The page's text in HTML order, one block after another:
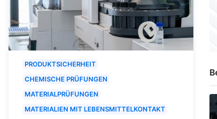
PRODUKTSICHERHEIT
CHEMISCHE PRÜFUNGEN
MATERIALPRÜFUNGEN
MATERIALIEN MIT LEBENSMITTELKONTAKT